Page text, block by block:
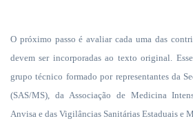
O próximo passo é avaliar cada uma das
devem ser incorporadas ao texto original.
grupo técnico formado por representantes da
(SAS/MS), da Associação de Medicina
Anvisa e das Vigilâncias Sanitárias Estaduais e